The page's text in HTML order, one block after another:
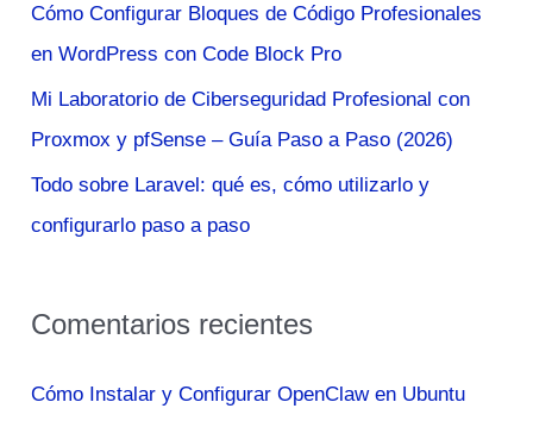
r
:
Cómo Configurar Bloques de Código Profesionales
en WordPress con Code Block Pro
Mi Laboratorio de Ciberseguridad Profesional con
Proxmox y pfSense – Guía Paso a Paso (2026)
Todo sobre Laravel: qué es, cómo utilizarlo y
configurarlo paso a paso
Comentarios recientes
Cómo Instalar y Configurar OpenClaw en Ubuntu